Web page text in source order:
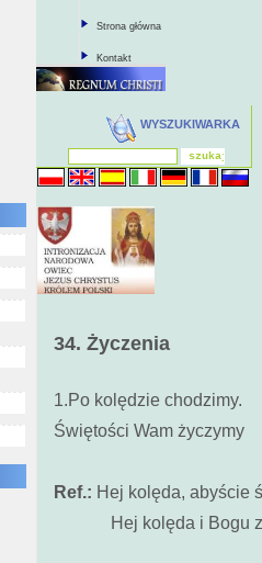
Strona główna
Kontakt
WYSZUKIWARKA
34. Życzenia
1.Po kolędzie chodzimy.
Świętości Wam życzymy
Ref.: Hej kolęda, abyście
Hej kolęda i Bogu